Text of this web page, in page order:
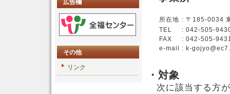
所在地 : 〒185-0034
TEL
: 042-505-
FAX
: 042-505-
e-mail
: k-
・対象
次に該当する方
広告欄
その他
リンク